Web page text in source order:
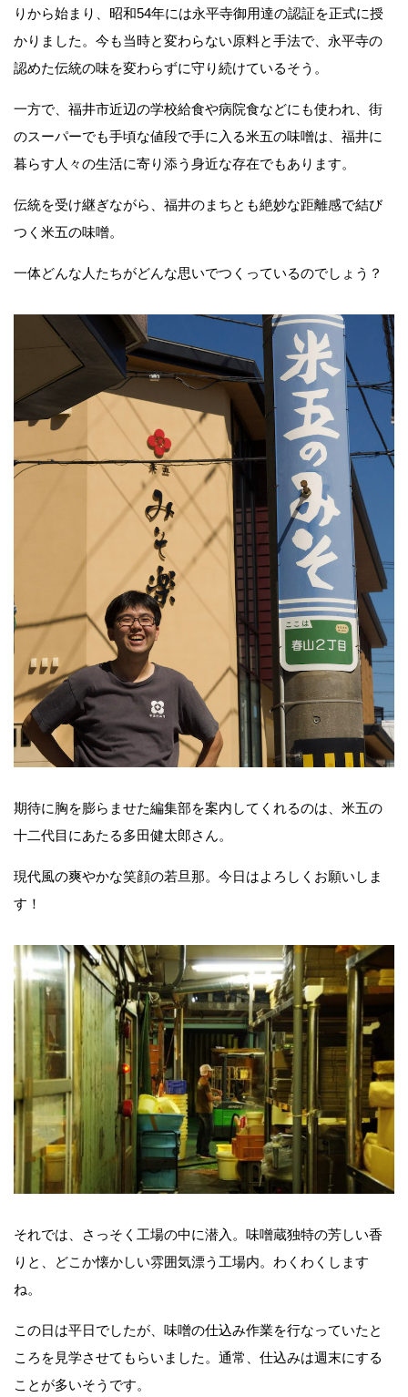
りから始まり、昭和54年には永平寺御用達の認証を正式に授
かりました。今も当時と変わらない原料と手法で、永平寺の
認めた伝統の味を変わらずに守り続けているそう。
一方で、福井市近辺の学校給食や病院食などにも使われ、街
のスーパーでも手頃な値段で手に入る米五の味噌は、福井に
暮らす人々の生活に寄り添う身近な存在でもあります。
伝統を受け継ぎながら、福井のまちとも絶妙な距離感で結び
つく米五の味噌。
一体どんな人たちがどんな思いでつくっているのでしょう？
期待に胸を膨らませた編集部を案内してくれるのは、米五の
十二代目にあたる多田健太郎さん。
現代風の爽やかな笑顔の若旦那。今日はよろしくお願いしま
す！
それでは、さっそく工場の中に潜入。味噌蔵独特の芳しい香
りと、どこか懐かしい雰囲気漂う工場内。わくわくします
ね。
この日は平日でしたが、味噌の仕込み作業を行なっていたと
ころを見学させてもらいました。通常、仕込みは週末にする
ことが多いそうです。